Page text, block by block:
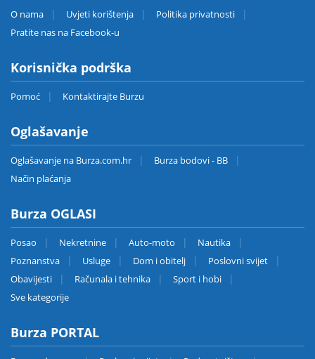
O nama Uvjeti korištenja
Politika privatnosti
Pratite nas na Facebook-u
Korisnička podrška
Pomoć Kontaktirajte Burzu
Oglašavanje
Oglašavanje na Burza.com.hr
Burza bodovi - BB
Način plaćanja
Burza OGLASI
Posao Nekretnine Auto-moto
Nautika
Poznanstva
Usluge Dom i obitelj
Poslovni svijet
Obavijesti
Računala i tehnika
Sport i hobi
Sve kategorije
Burza PORTAL